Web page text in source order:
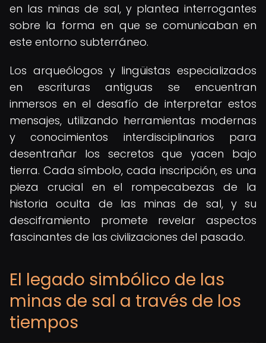
en las minas de sal, y plantea interrogantes
sobre la forma en que se comunicaban en
este entorno subterráneo.
Los arqueólogos y lingüistas especializados
en escrituras antiguas se encuentran
inmersos en el desafío de interpretar estos
mensajes, utilizando herramientas modernas
y conocimientos interdisciplinarios para
desentrañar los secretos que yacen bajo
tierra. Cada símbolo, cada inscripción, es una
pieza crucial en el rompecabezas de la
historia oculta de las minas de sal, y su
desciframiento promete revelar aspectos
fascinantes de las civilizaciones del pasado.
El legado simbólico de las
minas de sal a través de los
tiempos